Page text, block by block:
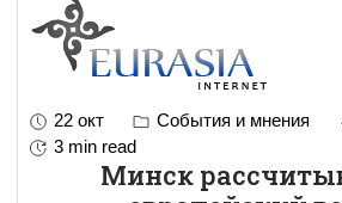
22 окт События и мнения
3 min read
Минск